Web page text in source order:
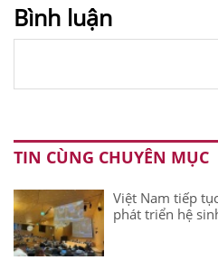
Bình luận
TIN CÙNG CHUYÊN MỤC
Việt Nam tiếp
phát triển hệ